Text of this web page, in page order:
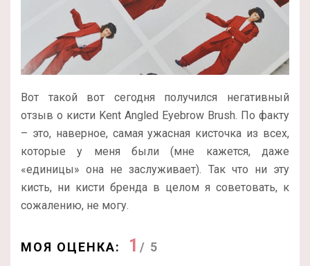
Вот такой вот сегодня получился негативный
отзыв о кисти Kent Angled Eyebrow Brush. По факту
– это, наверное, самая ужасная кисточка из всех,
которые у меня были (мне кажется, даже
«единицы» она не заслуживает). Так что ни эту
кисть, ни кисти бренда в целом я советовать, к
сожалению, не могу.
МОЯ ОЦЕНКА: 1 / 5